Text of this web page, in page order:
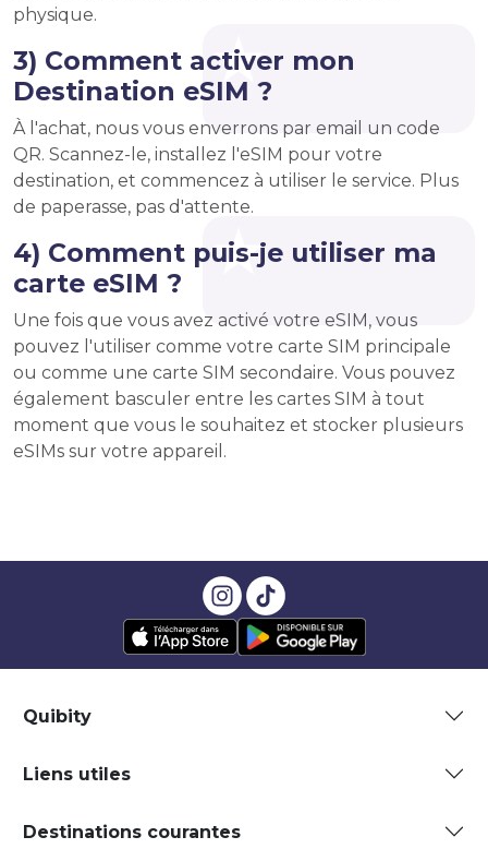
physique.
3) Comment activer mon
Destination eSIM ?
À l'achat, nous vous enverrons par email un code
QR. Scannez-le, installez l'eSIM pour votre
destination, et commencez à utiliser le service. Plus
de paperasse, pas d'attente.
4) Comment puis-je utiliser ma
carte eSIM ?
Une fois que vous avez activé votre eSIM, vous
pouvez l'utiliser comme votre carte SIM principale
ou comme une carte SIM secondaire. Vous pouvez
également basculer entre les cartes SIM à tout
moment que vous le souhaitez et stocker plusieurs
eSIMs sur votre appareil.
Quibity
Liens utiles
Destinations courantes